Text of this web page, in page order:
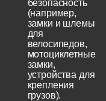
безопасность
(например,
замки и шлемы
для
велосипедов,
мотоциклетные
замки,
устройства для
крепления
грузов).